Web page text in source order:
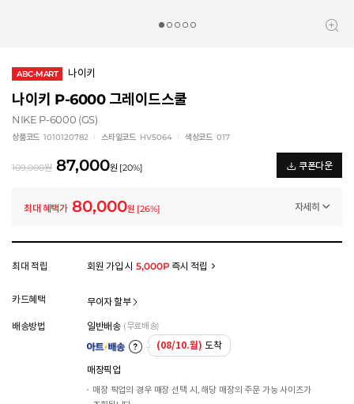
ABC-MART 나이키
나이키 P-6000 그레이드스쿨
NIKE P-6000 (GS)
상품코드 1010120782 스타일코드 HV5064 색상코드 017
109,000원 87,000원 [20%] 쿠폰다운
최대 혜택가 80,000원 [26%] 자세히
멤버십 상시 할인
모든 혜택이 적용된 금액으로, 실제 결제 금액과는 차이가 있을 수 있습니다.
최대 적립 회원 가입 시 5,000P즉시 적립
카드혜택 무이자 할부
배송방법 일반배송 (무료배송)
(08/10.월) 도착
매장픽업
매장 픽업의 경우 매장 선택 시, 해당 매장의 주문 가능 사이즈가